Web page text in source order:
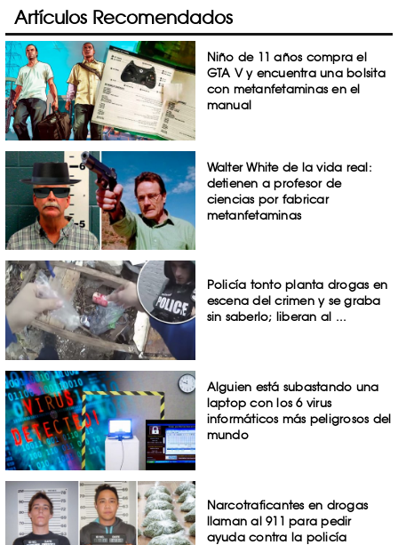
Artículos Recomendados
Niño de 11 años compra el
GTA V y encuentra una bolsita
con metanfetaminas en el
manual
Walter White de la vida real:
detienen a profesor de
ciencias por fabricar
metanfetaminas
Policía tonto planta drogas en
escena del crimen y se graba
sin saberlo; liberan al ...
Alguien está subastando una
laptop con los 6 virus
informáticos más peligrosos del
mundo
Narcotraficantes en drogas
llaman al 911 para pedir
ayuda contra la policía